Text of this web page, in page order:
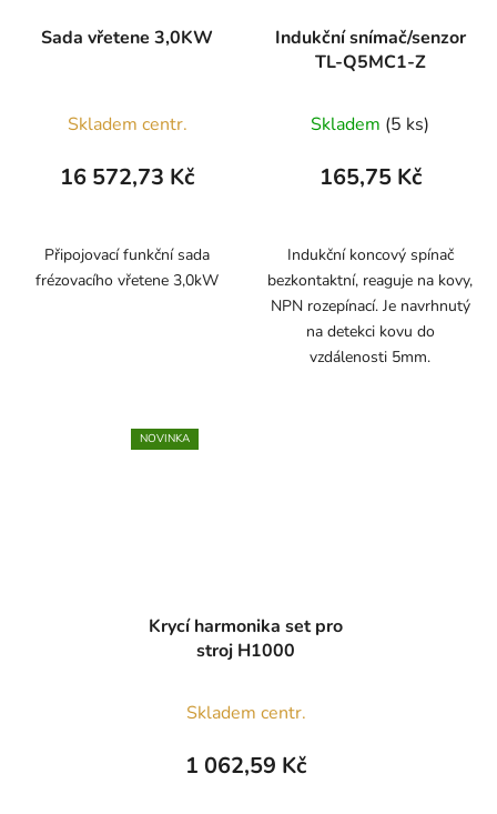
Sada vřetene 3,0KW
Skladem centr.
16 572,73 Kč
Připojovací funkční sada
frézovacího vřetene 3,0kW
Indukční snímač/senzor
TL-Q5MC1-Z
Skladem (5 ks)
165,75 Kč
Indukční koncový spínač
bezkontaktní, reaguje na kovy,
NPN rozepínací. Je navrhnutý
na detekci kovu do
vzdálenosti 5mm.
NOVINKA
Krycí harmonika set pro
stroj H1000
Skladem centr.
1 062,59 Kč